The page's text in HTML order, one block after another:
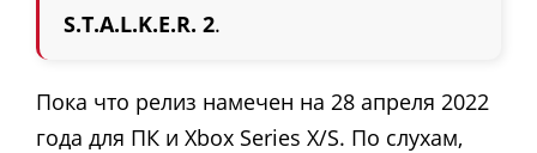
S.T.A.L.K.E.R. 2.
Пока что релиз намечен на 28 апреля 2022
года для ПК и Xbox Series X/S. По слухам,